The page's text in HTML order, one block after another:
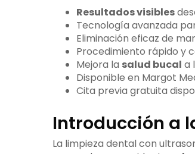
Resultados visibles
Tecnología avanzada
Eliminación eficaz de
Procedimiento rápido y
Mejora la salud bucal a
Disponible en Margot
Cita previa gratuita
Introducción a
La limpieza dental con